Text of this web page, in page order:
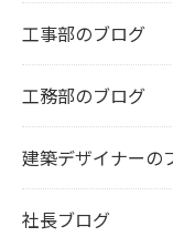
工事部のブログ
工務部のブログ
建築デザイナーの
社長ブログ